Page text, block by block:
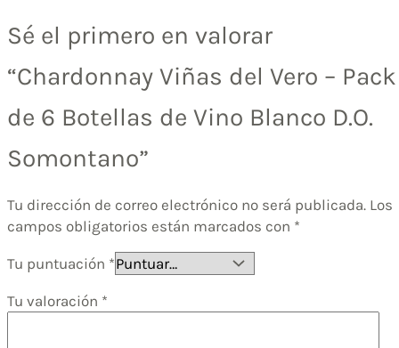
Sé el primero en valorar
“Chardonnay Viñas del Vero – Pack
de 6 Botellas de Vino Blanco D.O.
Somontano”
Tu dirección de correo electrónico no será publicada. Los
campos obligatorios están marcados con *
Tu puntuación *
Tu valoración *